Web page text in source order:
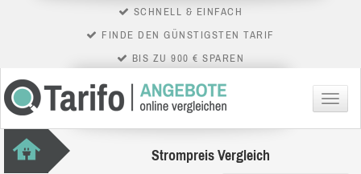
SCHNELL & EINFACH
FINDE DEN GÜNSTIGSTEN TARIF
BIS ZU 900 € SPAREN
Menü
Strompreis Vergleich